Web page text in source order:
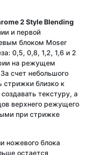
2 Style Blending
и первой
блоком Moser
0,5, 0,8, 1,2, 1,6 и 2
на режущем
счет небольшого
стрижки близко к
текстуру, а
верхнего режущего
при стрижке
ножевого блока
остается